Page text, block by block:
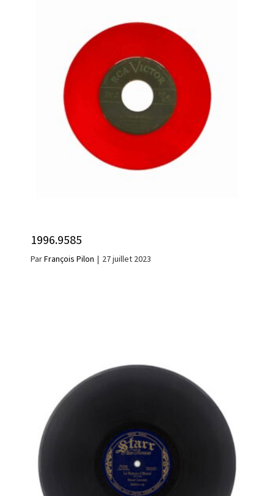
1996.9585
ParFrançois Pilon | 27 juillet 2023